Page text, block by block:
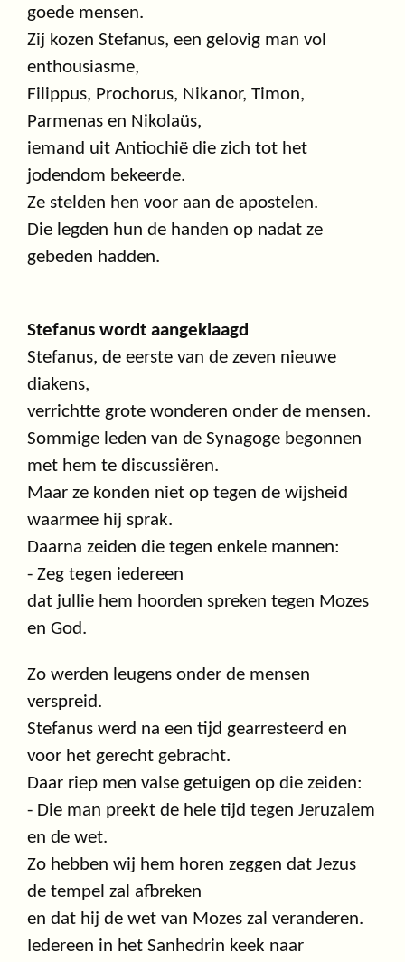
goede mensen.
Zij kozen Stefanus, een gelovig man vol
enthousiasme,
Filippus, Prochorus, Nikanor, Timon,
Parmenas en Nikolaüs,
iemand uit Antiochië die zich tot het
jodendom bekeerde.
Ze stelden hen voor aan de apostelen.
Die legden hun de handen op nadat ze
gebeden hadden.
Stefanus wordt aangeklaagd
Stefanus, de eerste van de zeven nieuwe
diakens,
verrichtte grote wonderen onder de mensen.
Sommige leden van de Synagoge begonnen
met hem te discussiëren.
Maar ze konden niet op tegen de wijsheid
waarmee hij sprak.
Daarna zeiden die tegen enkele mannen:
- Zeg tegen iedereen
dat jullie hem hoorden spreken tegen Mozes
en God.
Zo werden leugens onder de mensen
verspreid.
Stefanus werd na een tijd gearresteerd en
voor het gerecht gebracht.
Daar riep men valse getuigen op die zeiden:
- Die man preekt de hele tijd tegen Jeruzalem
en de wet.
Zo hebben wij hem horen zeggen dat Jezus
de tempel zal afbreken
en dat hij de wet van Mozes zal veranderen.
Iedereen in het Sanhedrin keek naar